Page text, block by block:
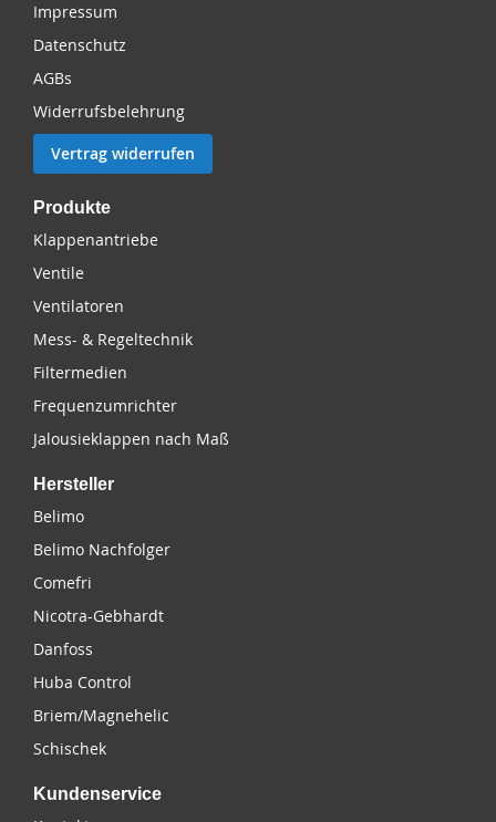
Impressum
Datenschutz
AGBs
Widerrufsbelehrung
Vertrag widerrufen
Produkte
Klappenantriebe
Ventile
Ventilatoren
Mess- & Regeltechnik
Filtermedien
Frequenzumrichter
Jalousieklappen nach Maß
Hersteller
Belimo
Belimo Nachfolger
Comefri
Nicotra-Gebhardt
Danfoss
Huba Control
Briem/Magnehelic
Schischek
Kundenservice